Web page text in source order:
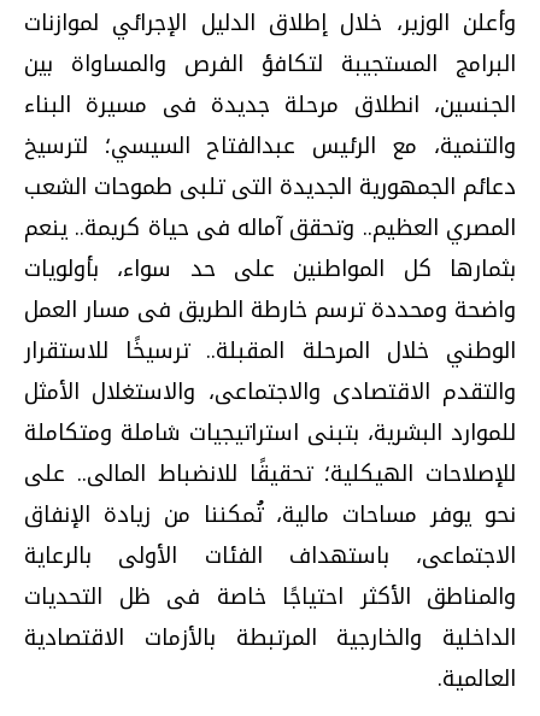
وأعلن الوزير، خلال إطلاق الدليل الإجرائي لموازنات
البرامج المستجيبة لتكافؤ الفرص والمساواة بين
الجنسين، انطلاق مرحلة جديدة فى مسيرة البناء
والتنمية، مع الرئيس عبدالفتاح السيسي؛ لترسيخ
دعائم الجمهورية الجديدة التى تلبى طموحات الشعب
المصري العظيم.. وتحقق آماله فى حياة كريمة.. ينعم
بثمارها كل المواطنين على حد سواء، بأولويات
واضحة ومحددة ترسم خارطة الطريق فى مسار العمل
الوطني خلال المرحلة المقبلة.. ترسيخًا للاستقرار
والتقدم الاقتصادى والاجتماعى، والاستغلال الأمثل
للموارد البشرية، بتبنى استراتيجيات شاملة ومتكاملة
للإصلاحات الهيكلية؛ تحقيقًا للانضباط المالى.. على
نحو يوفر مساحات مالية، تُمكننا من زيادة الإنفاق
الاجتماعى، باستهداف الفئات الأولى بالرعاية
والمناطق الأكثر احتياجًا خاصة فى ظل التحديات
الداخلية والخارجية المرتبطة بالأزمات الاقتصادية
العالمية.